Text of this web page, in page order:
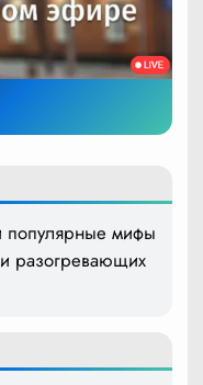
популярные мифы
разогревающих